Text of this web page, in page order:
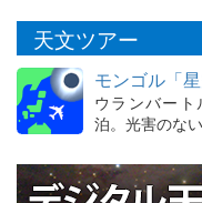
天文ツアー
モンゴル「
ウランバート
泊。光害のな